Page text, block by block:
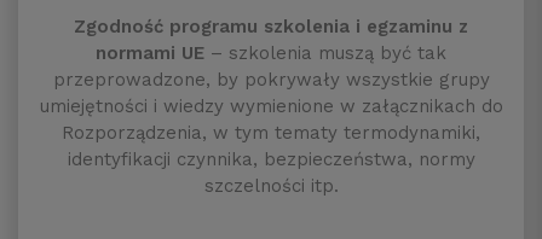
Zgodność programu szkolenia i egzaminu z
normami UE – szkolenia muszą być tak
przeprowadzone, by pokrywały wszystkie grupy
umiejętności i wiedzy wymienione w załącznikach do
Rozporządzenia, w tym tematy termodynamiki,
identyfikacji czynnika, bezpieczeństwa, normy
szczelności itp.